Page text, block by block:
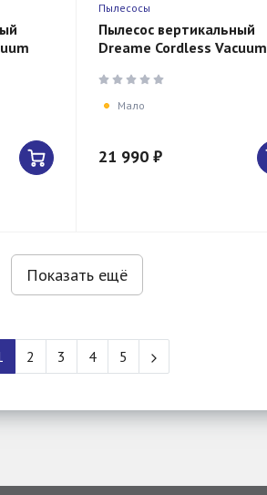
Пылесосы
Пылесос вертикальный
Dreame Cordless Vacuum
Мало
21 990 ₽
Показать ещё
2 3 4 5